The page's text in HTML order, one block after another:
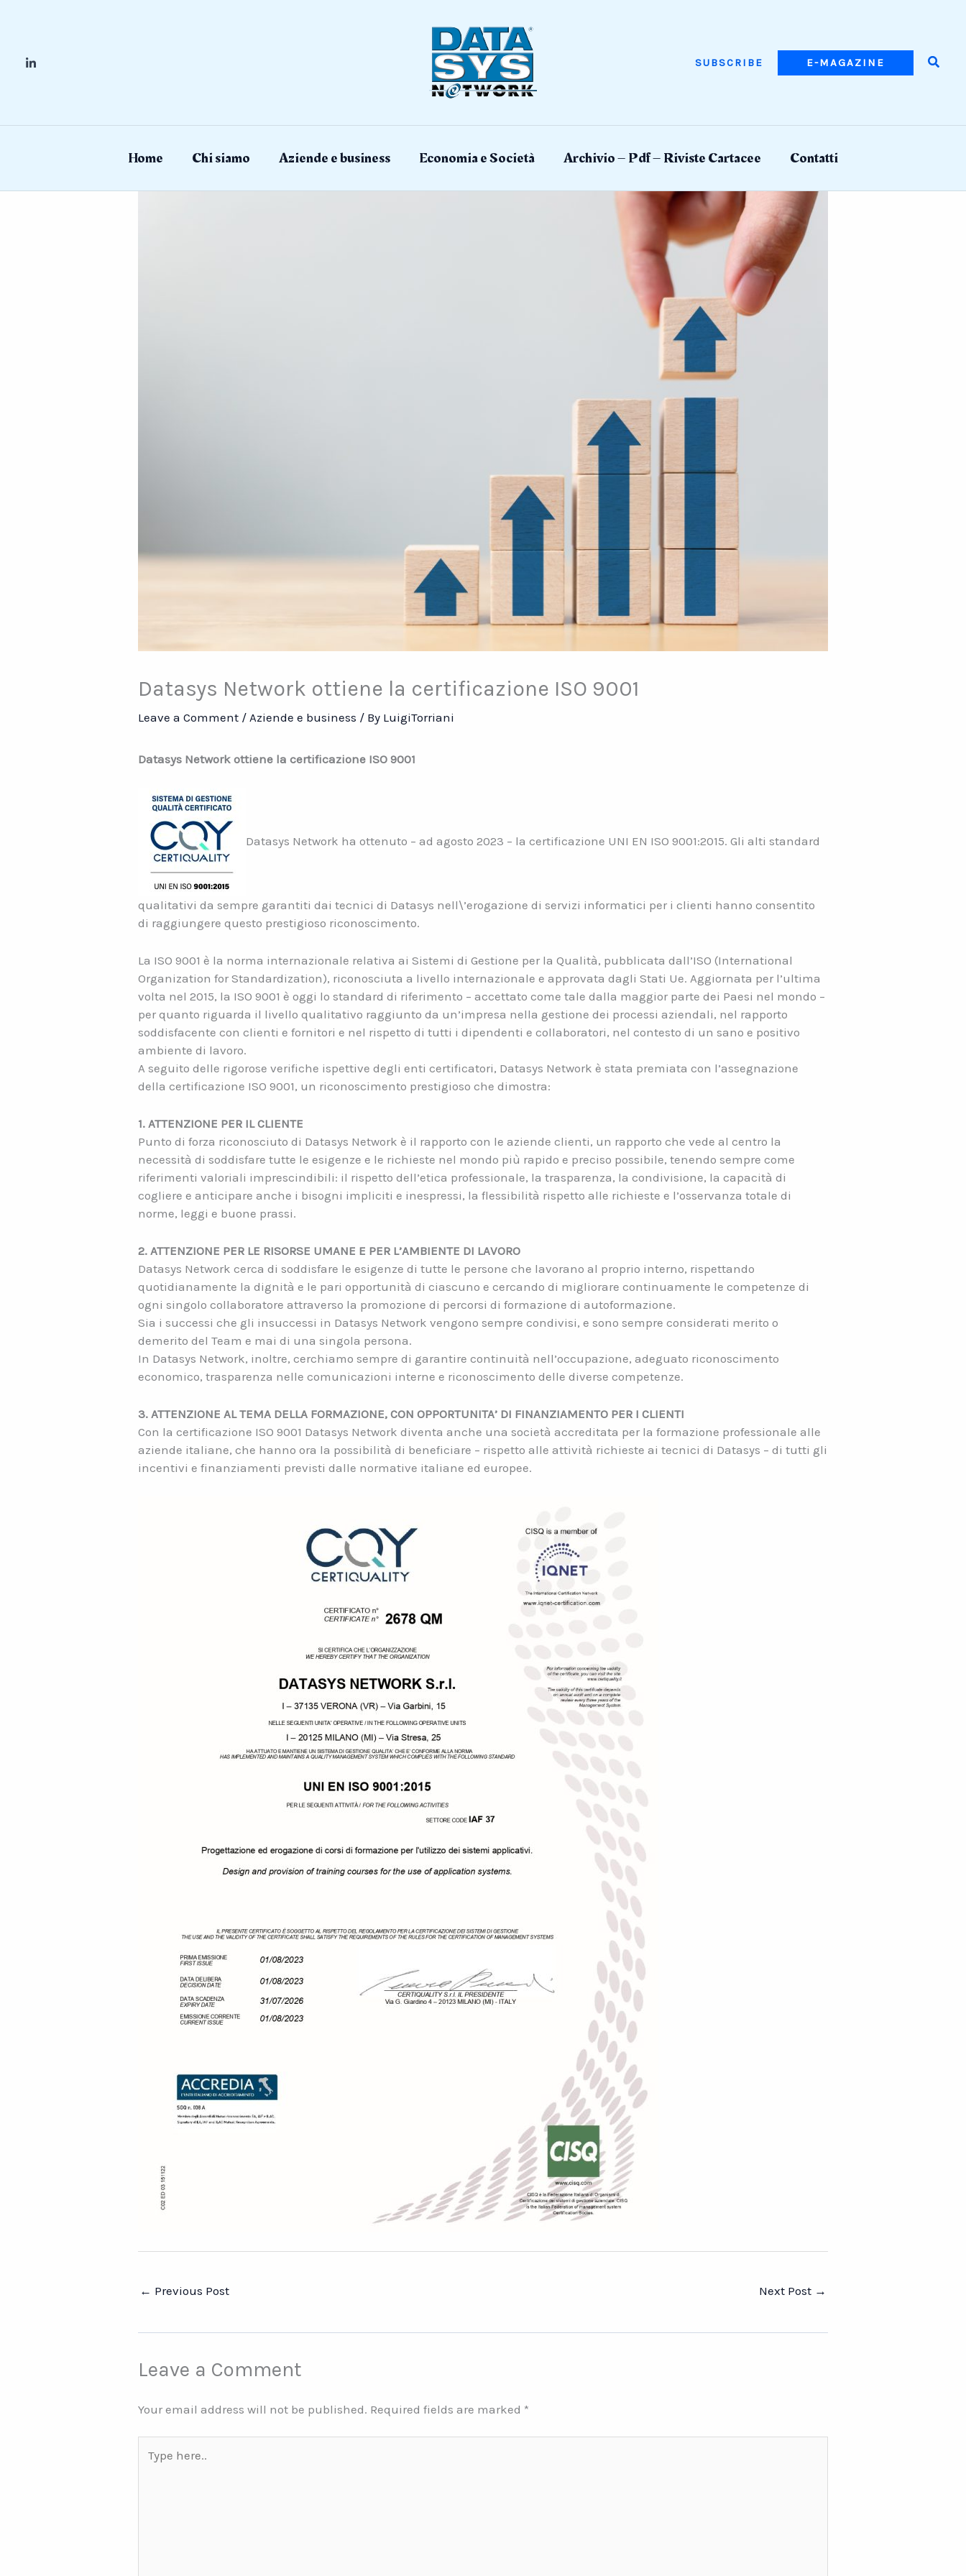
SUBSCRIBE E-MAGAZINE
Home Chi siamo Aziende e business Economia e Società Archivio – Pdf – Riviste Cartacee Contatti
Datasys Network ottiene la certificazione ISO 9001
Leave a Comment / Aziende e business / By LuigiTorriani
Datasys Network ottiene la certificazione ISO 9001
Datasys Network ha ottenuto – ad agosto 2023 – la certificazione UNI EN ISO 9001:2015. Gli alti standard
qualitativi da sempre garantiti dai tecnici di Datasys nell\’erogazione di servizi informatici per i clienti hanno consentito
di raggiungere questo prestigioso riconoscimento.
La ISO 9001 è la norma internazionale relativa ai Sistemi di Gestione per la Qualità, pubblicata dall’ISO (International
Organization for Standardization), riconosciuta a livello internazionale e approvata dagli Stati Ue. Aggiornata per l’ultima
volta nel 2015, la ISO 9001 è oggi lo standard di riferimento – accettato come tale dalla maggior parte dei Paesi nel mondo –
per quanto riguarda il livello qualitativo raggiunto da un’impresa nella gestione dei processi aziendali, nel rapporto
soddisfacente con clienti e fornitori e nel rispetto di tutti i dipendenti e collaboratori, nel contesto di un sano e positivo
ambiente di lavoro.
A seguito delle rigorose verifiche ispettive degli enti certificatori, Datasys Network è stata premiata con l’assegnazione
della certificazione ISO 9001, un riconoscimento prestigioso che dimostra:
1. ATTENZIONE PER IL CLIENTE
Punto di forza riconosciuto di Datasys Network è il rapporto con le aziende clienti, un rapporto che vede al centro la
necessità di soddisfare tutte le esigenze e le richieste nel mondo più rapido e preciso possibile, tenendo sempre come
riferimenti valoriali imprescindibili: il rispetto dell’etica professionale, la trasparenza, la condivisione, la capacità di
cogliere e anticipare anche i bisogni impliciti e inespressi, la flessibilità rispetto alle richieste e l’osservanza totale di
norme, leggi e buone prassi.
2. ATTENZIONE PER LE RISORSE UMANE E PER L’AMBIENTE DI LAVORO
Datasys Network cerca di soddisfare le esigenze di tutte le persone che lavorano al proprio interno, rispettando
quotidianamente la dignità e le pari opportunità di ciascuno e cercando di migliorare continuamente le competenze di
ogni singolo collaboratore attraverso la promozione di percorsi di formazione di autoformazione.
Sia i successi che gli insuccessi in Datasys Network vengono sempre condivisi, e sono sempre considerati merito o
demerito del Team e mai di una singola persona.
In Datasys Network, inoltre, cerchiamo sempre di garantire continuità nell’occupazione, adeguato riconoscimento
economico, trasparenza nelle comunicazioni interne e riconoscimento delle diverse competenze.
3. ATTENZIONE AL TEMA DELLA FORMAZIONE, CON OPPORTUNITA’ DI FINANZIAMENTO PER I CLIENTI
Con la certificazione ISO 9001 Datasys Network diventa anche una società accreditata per la formazione professionale alle
aziende italiane, che hanno ora la possibilità di beneficiare – rispetto alle attività richieste ai tecnici di Datasys – di tutti gli
incentivi e finanziamenti previsti dalle normative italiane ed europee.
← Previous Post Next Post →
Leave a Comment
Your email address will not be published. Required fields are marked *
here..